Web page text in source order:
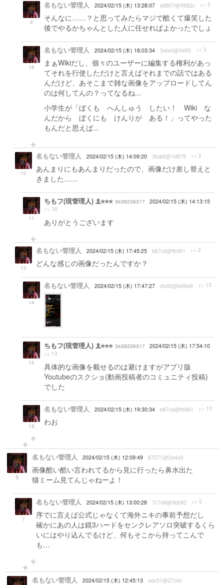
9
名もない管理人 2024/02/15 (木) 13:28:07 e8807@9982c >> 3
そんなに……？と思ってみたらマジで酷くて爆笑した
後でやるかちゃんとした人に任せればよかったでしょ
16
名もない管理人 2024/02/15 (木) 18:03:34 3afe0@34ff0 >> 3
まぁWikiだし、個々のユーザーに編集する権利があっ
てそれを行使しただけと言えばそれまでの話ではある
んだけど、あそこまで雑な画像をアップロードしてん
のは何してんの？ってなるね...
小学生が「ぼくも へんしゅう したい！ Wiki な
んだから ぼくにも けんりが ある！」ってやった
もんだと思えば...
10
名もない管理人 2024/02/15 (木) 14:09:20 3bddf@1d875 >> 2
あんまりにもあんまりだったので、画像だけ差し替えと
きました……
11
ちもフ(現管理人) 3e38236317 2024/02/15 (木) 14:13:15
>> 10
ありがとうございます
13
名もない管理人 2024/02/15 (木) 17:45:25 b67cd@fb061 >> 2
どんな感じの画像だったんですか？
14
名もない管理人 2024/02/15 (木) 17:47:27 cfc02@b06d6 >> 13
15
ちもフ(現管理人) 3e38236317 2024/02/15 (木) 17:54:10
>> 13
具体的な画像を載せるのは避けますがアプリ版
Youtubeのスクショ(動画投稿者のコミュニティ投稿)
でした
19
名もない管理人 2024/02/15 (木) 19:30:34 b67cd@fb061 >> 13
わお
5
名もない管理人 2024/02/15 (木) 12:09:49 87271@2a4a0
画像酷い酷い言われてるから見に行ったら鼻水出た
猫ミーム見てんじゃねーよ！
7
名もない管理人 2024/02/15 (木) 13:00:28 7c7dd@9cb92 >> 5
序でに言えば公式じゃなくて海外ニキの事前予想だし
確かにあの人は鏡3ハードをセンクレアソロ突破するくら
いにはやり込んでるけど、何もそこから持ってこんで
も…
名もない管理人 2024/02/15 (木) 12:45:13 adc51@27c4c